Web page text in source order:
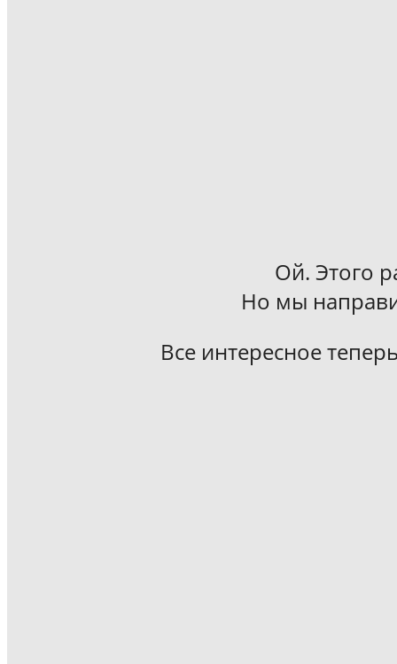
Ой. Этого
Но мы
Все интересное